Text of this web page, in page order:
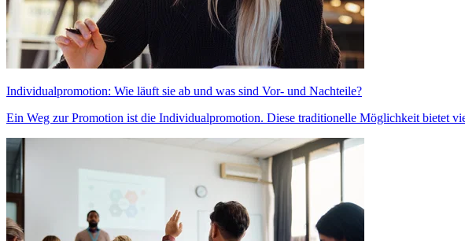
Individualpromotion: Wie läuft sie ab und was sind Vor- und Nachteile?
Ein Weg zur Promotion ist die Individualpromotion. Diese traditionelle Möglichkeit bietet